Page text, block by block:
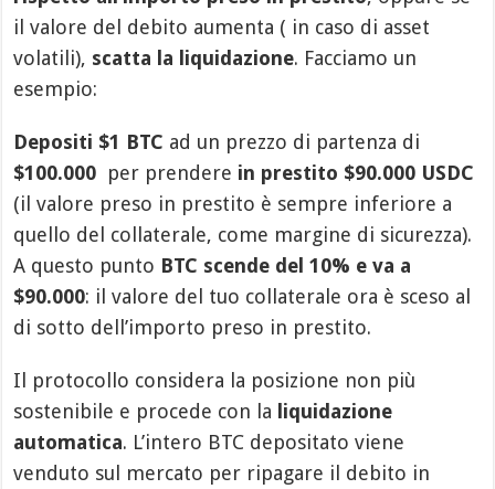
il valore del debito aumenta ( in caso di asset
volatili), scatta la liquidazione. Facciamo un
esempio:
Depositi $1 BTC ad un prezzo di partenza di
$100.000 per prendere in prestito $90.000 USDC
(il valore preso in prestito è sempre inferiore a
quello del collaterale, come margine di sicurezza).
A questo punto BTC scende del 10% e va a
$90.000: il valore del tuo collaterale ora è sceso al
di sotto dell’importo preso in prestito.
Il protocollo considera la posizione non più
sostenibile e procede con la liquidazione
automatica. L’intero BTC depositato viene
venduto sul mercato per ripagare il debito in